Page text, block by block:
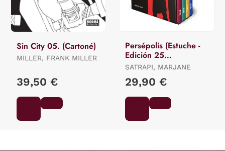
Sin City 05. (Cartoné)
MILLER, FRANK MILLER
39,50 €
Persépolis (Estuche -
Edición 25
Aniversario)
SATRAPI, MARJANE
29,90 €